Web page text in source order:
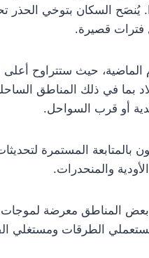
يُنصَح السكان بتوخي الحذر
فترات قصيرة.
23 و27 درجة في بقية أنحاء البلاد بما في
أو قرب السواحل.
بالمتابعة المستمرة
والمنحدرات.
بعض المناطق معرضة
الطرقات ومستغلي